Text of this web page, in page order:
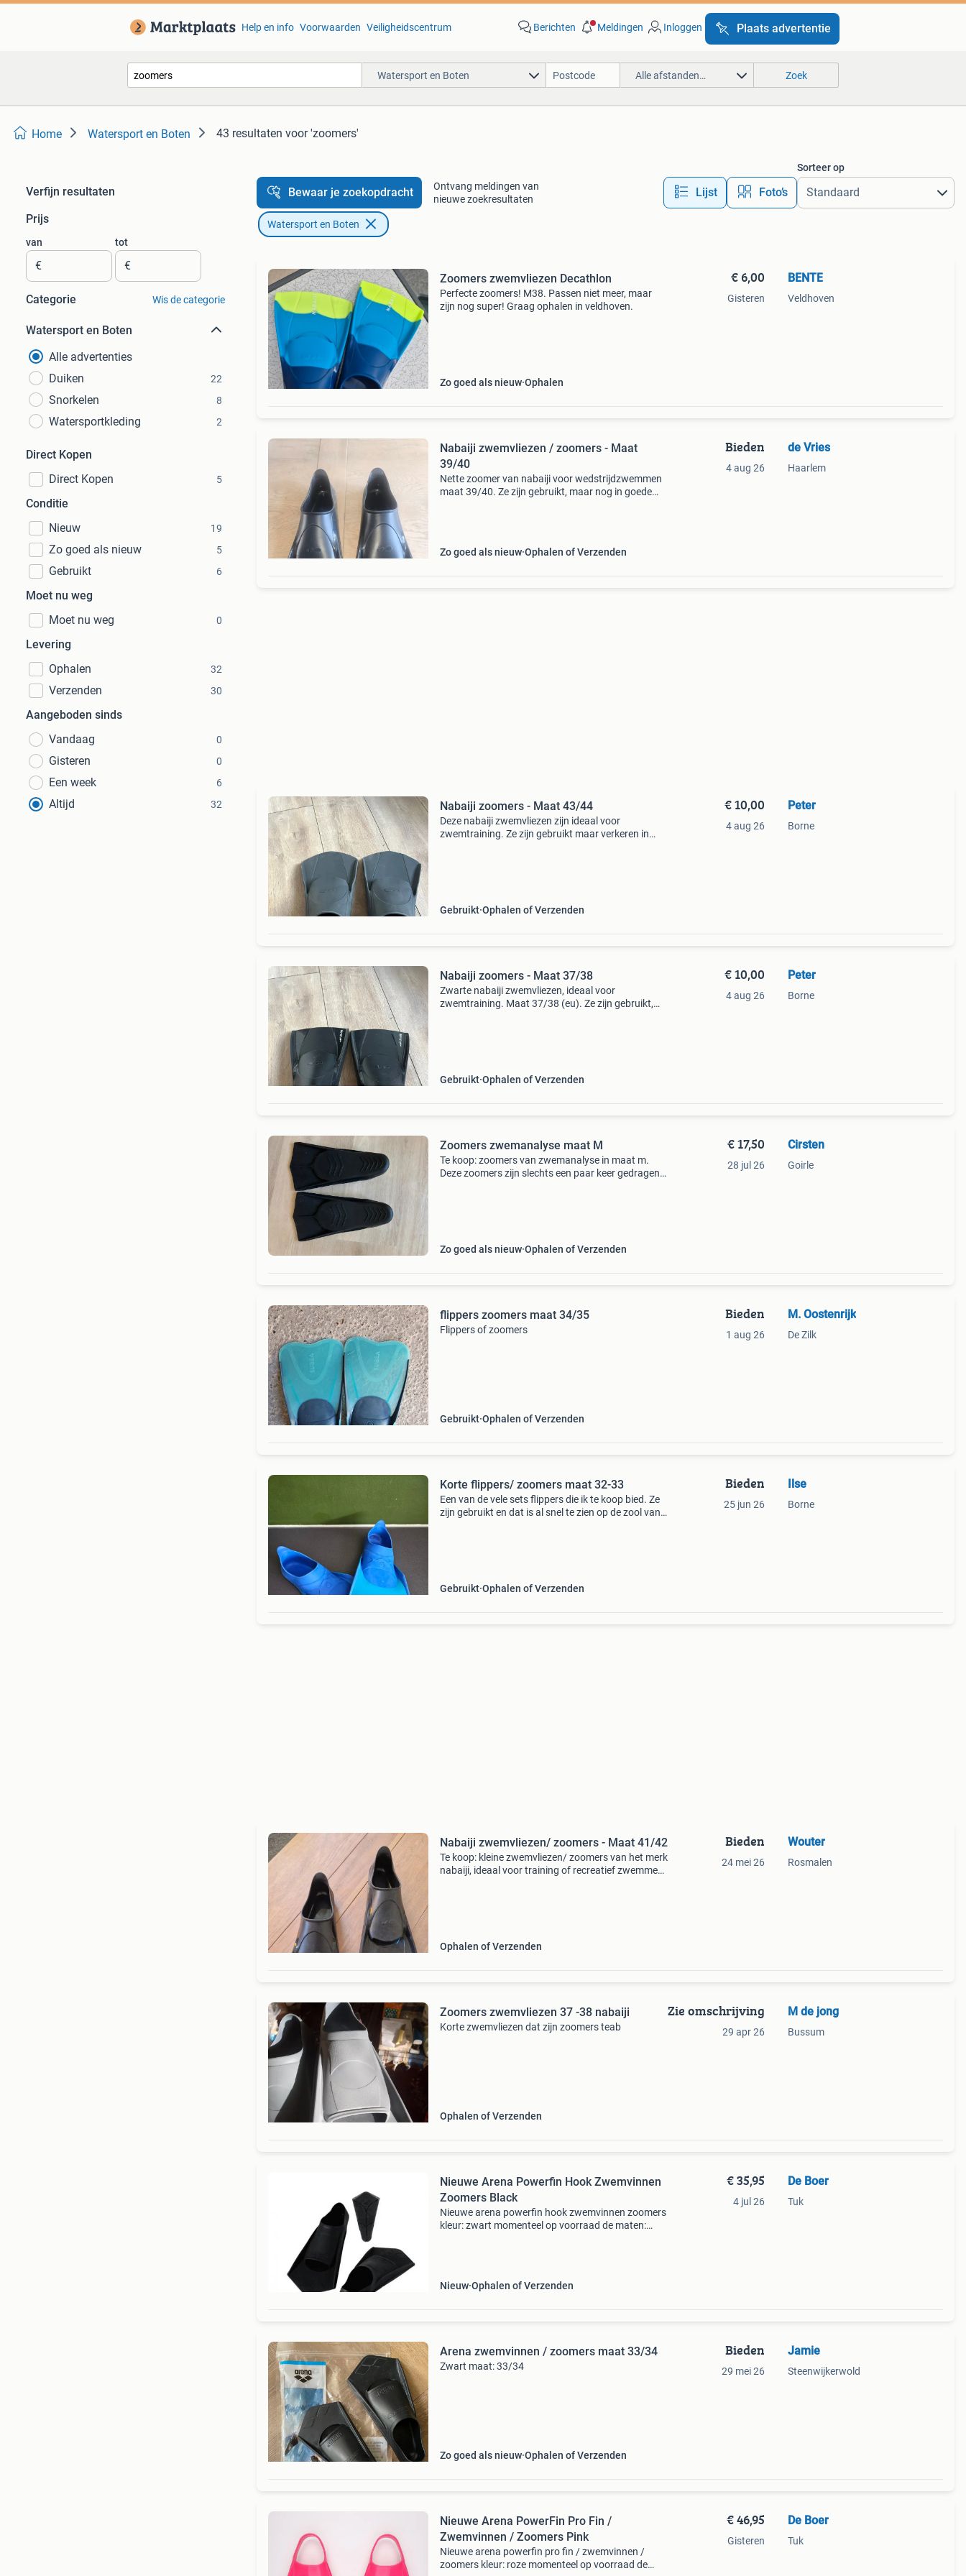
Help en info Voorwaarden Veiligheidscentrum Berichten Meldingen Inloggen Plaats advertentie
Watersport en Boten Alle afstanden… Zoek
Home Watersport en Boten 43 resultaten voor 'zoomers'
Verfijn resultaten
Prijs
van
€
tot
€
Categorie Wis de categorie
Watersport en Boten
Alle advertenties
Duiken
22
Snorkelen 8
Watersportkleding 2
Direct Kopen
Direct Kopen
5
Conditie
Nieuw
19
Zo goed als nieuw 5
Gebruikt 6
Moet nu weg
Moet nu weg
0
Levering
Ophalen
32
Verzenden 30
Aangeboden sinds
Vandaag
0
Gisteren 0
Een week 6
Altijd 32
Bewaar je zoekopdracht
Ontvang meldingen van
nieuwe zoekresultaten
Lijst Foto’s
Sorteer op
Watersport en Boten
Zoomers zwemvliezen Decathlon
Perfecte zoomers! M38. Passen niet meer, maar
zijn nog super! Graag ophalen in veldhoven.
Zo goed als nieuw Ophalen
€ 6,00
Gisteren
BENTE
Veldhoven
Nabaiji zwemvliezen / zoomers - Maat
39/40
Nette zoomer van nabaiji voor wedstrijdzwemmen
maat 39/40. Ze zijn gebruikt, maar nog in goede
Zo goed als nieuw Ophalen of Verzenden
Bieden
4 aug 26
de Vries
Haarlem
Nabaiji zoomers - Maat 43/44
Deze nabaiji zwemvliezen zijn ideaal voor
zwemtraining. Ze zijn gebruikt maar verkeren in
Gebruikt Ophalen of Verzenden
€ 10,00
4 aug 26
Peter
Borne
Nabaiji zoomers - Maat 37/38
Zwarte nabaiji zwemvliezen, ideaal voor
zwemtraining. Maat 37/38 (eu). Ze zijn gebruikt,
Gebruikt Ophalen of Verzenden
€ 10,00
4 aug 26
Peter
Borne
Zoomers zwemanalyse maat M
Te koop: zoomers van zwemanalyse in maat m.
Deze zoomers zijn slechts een paar keer gedragen
Zo goed als nieuw Ophalen of Verzenden
€ 17,50
28 jul 26
Cirsten
Goirle
flippers zoomers maat 34/35
Flippers of zoomers
Gebruikt Ophalen of Verzenden
Bieden
1 aug 26
M. Oostenrijk
De Zilk
Korte flippers/ zoomers maat 32-33
Een van de vele sets flippers die ik te koop bied. Ze
zijn gebruikt en dat is al snel te zien op de zool van
Gebruikt Ophalen of Verzenden
Bieden
25 jun 26
Ilse
Borne
Nabaiji zwemvliezen/ zoomers - Maat 41/42
Te koop: kleine zwemvliezen/ zoomers van het merk
nabaiji, ideaal voor training of recreatief zwemmen.
Ophalen of Verzenden
Bieden
24 mei 26
Wouter
Rosmalen
Zoomers zwemvliezen 37 -38 nabaiji
Korte zwemvliezen dat zijn zoomers teab
Ophalen of Verzenden
Zie omschrijving
29 apr 26
M de jong
Bussum
Nieuwe Arena Powerfin Hook Zwemvinnen
Zoomers Black
Nieuwe arena powerfin hook zwemvinnen zoomers
kleur: zwart momenteel op voorraad de maten:
Nieuw Ophalen of Verzenden
€ 35,95
4 jul 26
De Boer
Tuk
Arena zwemvinnen / zoomers maat 33/34
Zwart maat: 33/34
Zo goed als nieuw Ophalen of Verzenden
Bieden
29 mei 26
Jamie
Steenwijkerwold
Nieuwe Arena PowerFin Pro Fin /
Zwemvinnen / Zoomers Pink
Nieuwe arena powerfin pro fin / zwemvinnen /
zoomers kleur: roze momenteel op voorraad de
€ 46,95
Gisteren
De Boer
Tuk